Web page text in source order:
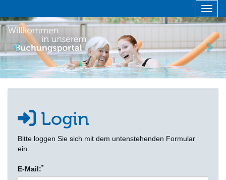
zurück
Login
Bitte loggen Sie sich mit dem untenstehenden Formular
ein.
E-Mail:*